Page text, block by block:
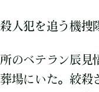
人犯を追う機捜
のベテラン辰見
場にいた。絞殺